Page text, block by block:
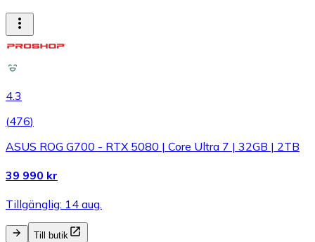
4.3
(476)
ASUS ROG G700 - RTX 5080 | Core Ultra 7 | 32GB | 2TB
39 990 kr
Tillgänglig: 14 aug.
Till butik